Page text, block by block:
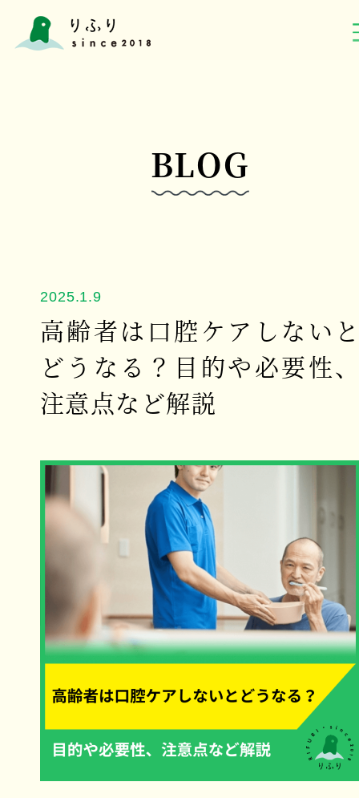
BLOG
2025.1.9
高齢者は口腔ケアしない
どうなる？目的や必要性
注意点など解説